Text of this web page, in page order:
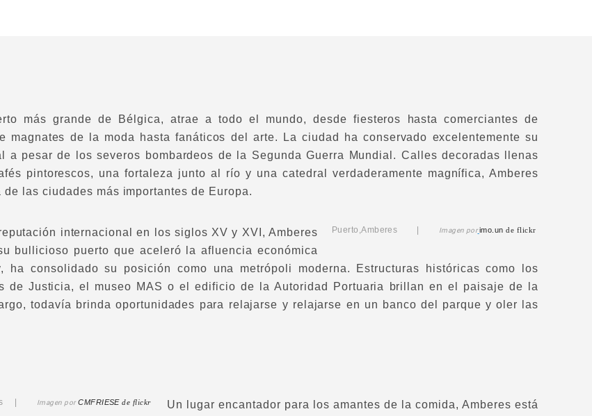
más grande de Bélgica, atrae a todo el mundo, desde fiesteros hasta comerciantes de
magnates de la moda hasta fanáticos del arte. La ciudad ha conservado excelentemente su
a pesar de los severos bombardeos de la Segunda Guerra Mundial. Calles decoradas llenas
pintorescos, una fortaleza junto al río y una catedral verdaderamente magnífica, Amberes
las ciudades más importantes de Europa.
Puerto,Amberes | Imagen por imo.un de flickr
internacional en los siglos XV y XVI, Amberes
bullicioso puerto que aceleró la afluencia económica
ha consolidado su posición como una metrópoli moderna. Estructuras históricas como los
de Justicia, el museo MAS o el edificio de la Autoridad Portuaria brillan en el paisaje de la
todavía brinda oportunidades para relajarse y relajarse en un banco del parque y oler las
| Imagen por CMFRIESEde flickr
Un lugar encantador para los amantes de la comida, Amberes está